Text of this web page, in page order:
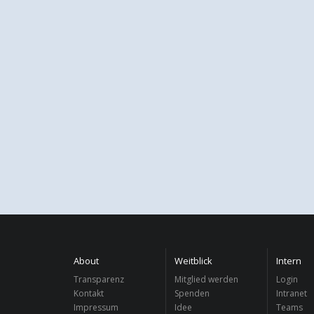
About
Transparenz
Kontakt
Impressum
Weitblick
Mitglied werden
Spenden
Idee
Intern
Login
Intranet
Teams